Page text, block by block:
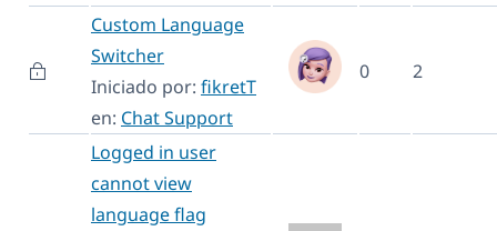
Custom Language
Switcher
Iniciado por: fikretT
en: Chat Support
0 2
Logged in user
cannot view
language flag